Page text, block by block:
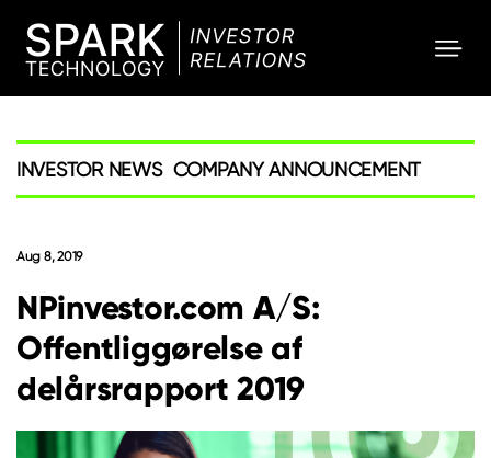
INVESTOR NEWS COMPANY ANNOUNCEMENT
Aug 8, 2019
NPinvestor.com A/S:
Offentliggørelse af
delårsrapport 2019